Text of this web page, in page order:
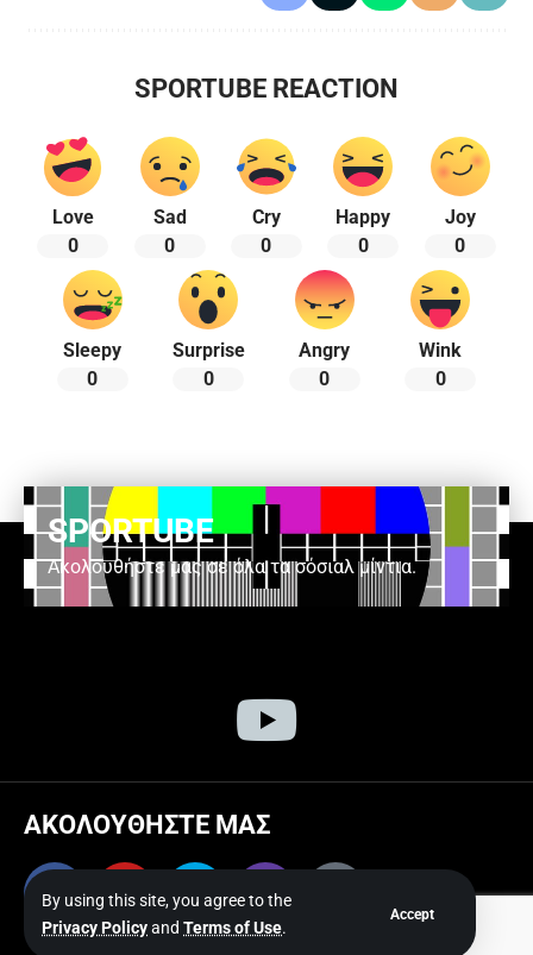
By using this site, you agree to the
Privacy Policyand Terms of Use.
Accept
SPORTUBE REACTION
Love
0
Sad
0
Cry
0
Happy
0
Joy
0
Sleepy
0
Surprise
0
Angry
0
Wink
0
SPORTUBE
Ακολουθήστε μας σε όλα τα σόσιαλ μίντια.
ΑΚΟΛΟΥΘΗΣΤΕ ΜΑΣ